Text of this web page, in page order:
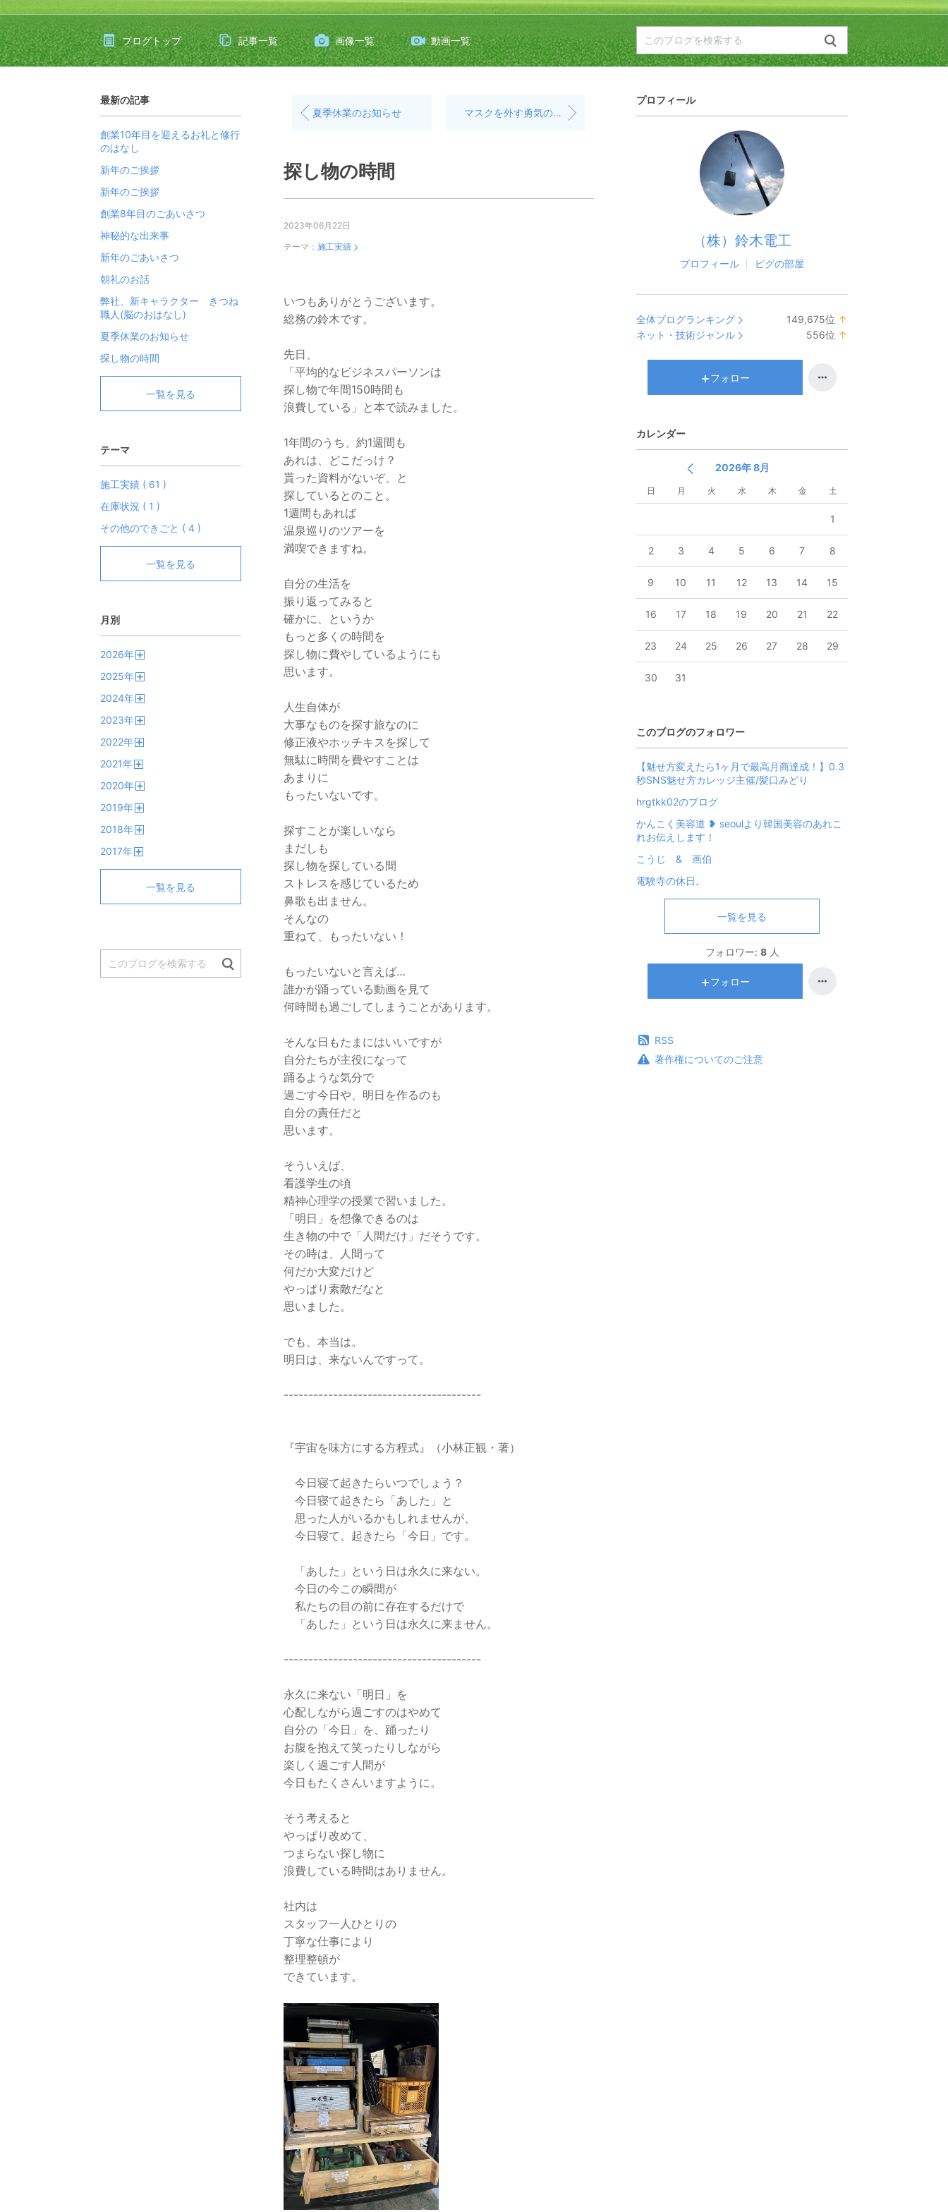
ブログトップ 記事一覧 画像一覧 動画一覧
夏季休業のお知らせ マスクを外す勇気のはなし
探し物の時間
2023年06月22日
テーマ： 施工実績
いつもありがとうございます。
総務の鈴木です。
先日、
「平均的なビジネスパーソンは
探し物で年間150時間も
浪費している」と本で読みました。
1年間のうち、約1週間も
あれは、どこだっけ？
貰った資料がないぞ、と
探しているとのこと。
1週間もあれば
温泉巡りのツアーを
満喫できますね。
自分の生活を
振り返ってみると
確かに、というか
もっと多くの時間を
探し物に費やしているようにも
思います。
人生自体が
大事なものを探す旅なのに
修正液やホッチキスを探して
無駄に時間を費やすことは
あまりに
もったいないです。
探すことが楽しいなら
まだしも
探し物を探している間
ストレスを感じているため
鼻歌も出ません。
そんなの
重ねて、もったいない！
もったいないと言えば…
誰かが踊っている動画を見て
何時間も過ごしてしまうことがあります。
そんな日もたまにはいいですが
自分たちが主役になって
踊るような気分で
過ごす今日や、明日を作るのも
自分の責任だと
思います。
そういえば、
看護学生の頃
精神心理学の授業で習いました。
「明日」を想像できるのは
生き物の中で「人間だけ」だそうです。
その時は、人間って
何だか大変だけど
やっぱり素敵だなと
思いました。
でも、本当は。
明日は、来ないんですって。
----------------------------------------
『宇宙を味方にする方程式』（小林正観・著）
今日寝て起きたらいつでしょう？
今日寝て起きたら「あした」と
思った人がいるかもしれませんが、
今日寝て、起きたら「今日」です。
「あした」という日は永久に来ない。
今日の今この瞬間が
私たちの目の前に存在するだけで
「あした」という日は永久に来ません。
----------------------------------------
永久に来ない「明日」を
心配しながら過ごすのはやめて
自分の「今日」を、踊ったり
お腹を抱えて笑ったりしながら
楽しく過ごす人間が
今日もたくさんいますように。
そう考えると
やっぱり改めて、
つまらない探し物に
浪費している時間はありません。
社内は
スタッフ一人ひとりの
丁寧な仕事により
整理整頓が
できています。
プロフィール
（株）鈴木電工
プロフィール ピグの部屋
全体ブログランキング 149,675位 ↑
ネット・技術ジャンル 556位 ↑
フォロー
カレンダー
2026年 8月
日 月 火 水 木 金 土
1
2 3 4 5 6 7 8
9 10 11 12 13 14 15
16 17 18 19 20 21 22
23 24 25 26 27 28 29
30 31
このブログのフォロワー
【魅せ方変えたら1ヶ月で最高月商達成！】0.3
秒SNS魅せ方カレッジ主催/髪口みどり
hrgtkk02のブログ
かんこく美容道 ❥ seoulより韓国美容のあれこ
れお伝えします！
こうじ & 画伯
電験寺の休日。
一覧を見る
フォロワー: 8 人
フォロー
RSS
著作権についてのご注意
最新の記事
創業10年目を迎えるお礼と修行
のはなし
新年のご挨拶
新年のご挨拶
創業8年目のごあいさつ
神秘的な出来事
新年のごあいさつ
朝礼のお話
弊社、新キャラクター きつね
職人(脳のおはなし)
夏季休業のお知らせ
探し物の時間
一覧を見る
テーマ
施工実績 ( 61 )
在庫状況 ( 1 )
その他のできごと ( 4 )
一覧を見る
月別
2026年
2025年
2024年
2023年
2022年
2021年
2020年
2019年
2018年
2017年
一覧を見る